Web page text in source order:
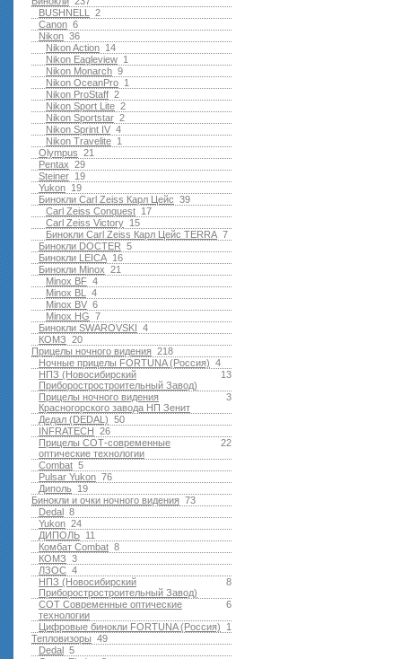
2
BUSHNELL
6
Canon
36
Nikon
14
Nikon Action
1
Nikon Eagleview
9
Nikon Monarch
1
Nikon OceanPro
2
Nikon ProStaff
2
Nikon Sport Lite
2
Nikon Sportstar
4
Nikon Sprint IV
1
Nikon Travelite
21
Olympus
29
Pentax
19
Steiner
19
Yukon
39
Бинокли Carl Zeiss Карл Цейс
17
Carl Zeiss Conquest
15
Carl Zeiss Victory
7
Бинокли Carl Zeiss Карл Цейс TERRA
5
Бинокли DOCTER
16
Бинокли LEICA
21
Бинокли Minox
4
Minox BF
4
Minox BL
6
Minox BV
7
Minox HG
4
Бинокли SWAROVSKI
20
КОМЗ
218
Прицелы ночного видения
4
Ночные прицелы FORTUNA (Россия)
13
НПЗ (Новосибирский
Приборостростроительный Завод)
3
Прицелы ночного видения
Красногорского завода НП Зенит
50
Дедал (DEDAL)
26
INFRATECH
22
Прицелы СОТ-современные
оптические технологии
5
Combat
76
Pulsar Yukon
19
Диполь
73
Бинокли и очки ночного видения
8
Dedal
24
Yukon
11
ДИПОЛЬ
8
Комбат Combat
3
КОМЗ
4
ЛЗОС
8
НПЗ (Новосибирский
Приборостростроительный Завод)
6
СОТ Современные оптические
технологии
1
Цифровые бинокли FORTUNA (Россия)
49
Тепловизоры
5
Dedal